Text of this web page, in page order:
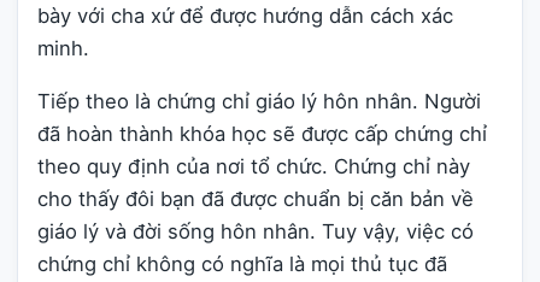
bày với cha xứ để được hướng dẫn cách xác
minh.
Tiếp theo là chứng chỉ giáo lý hôn nhân. Người
đã hoàn thành khóa học sẽ được cấp chứng chỉ
theo quy định của nơi tổ chức. Chứng chỉ này
cho thấy đôi bạn đã được chuẩn bị căn bản về
giáo lý và đời sống hôn nhân. Tuy vậy, việc có
chứng chỉ không có nghĩa là mọi thủ tục đã